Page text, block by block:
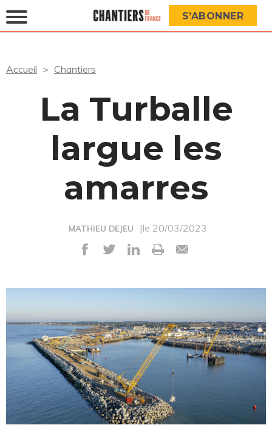
S’ABONNER
Accueil Chantiers
La Turballe
largue les
amarres
MATHIEU DEJEU |le 20/03/2023